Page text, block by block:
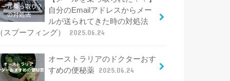
自分のEmailアドレスからメー
ルが送られてきた時の対処法
（スプーフィング）
2025.06.24
オーストラリアのドクターおす
すめの便秘薬 2025.06.24